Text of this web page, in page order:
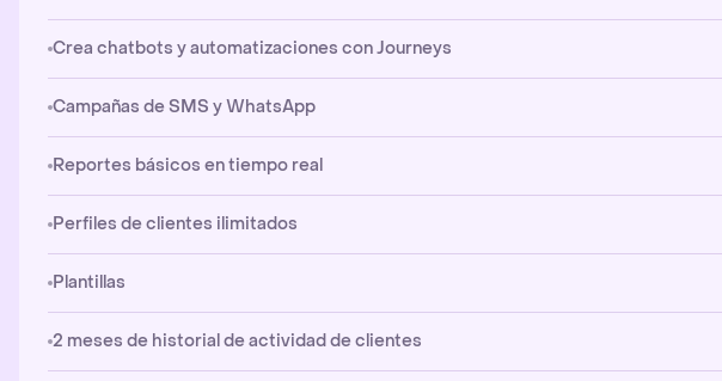
Crea chatbots y automatizaciones con Journeys
Campañas de SMS y WhatsApp
Reportes básicos en tiempo real
Perfiles de clientes ilimitados
Plantillas
2 meses de historial de actividad de clientes